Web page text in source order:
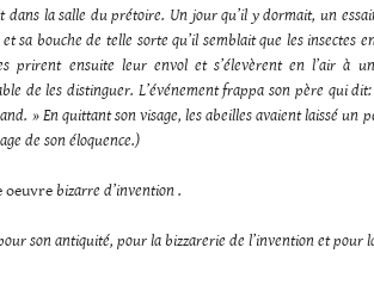
dans la salle du prétoire. Un jour qu’il y dormait, un
sa bouche de telle sorte qu’il semblait que les insectes
prirent ensuite leur envol et s’élevèrent en l’air à
de les distinguer. L’événement frappa son père qui
»En quittant son visage, les abeilles avaient laissé un
de son éloquence.)
oeuvre bizarre d’invention .
son antiquité, pour la bizzarerie de l’invention et pour